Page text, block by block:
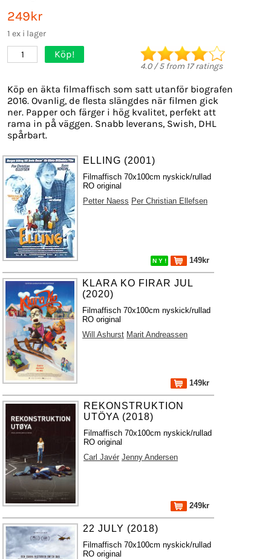
249kr
1 ex i lager
1 Köp!
4.0/5from 17ratings
Köp en äkta filmaffisch som satt utanför biografen
2016. Ovanlig, de flesta slängdes när filmen gick
ner. Papper och färger i hög kvalitet, perfekt att
rama in på väggen. Snabb leverans, Swish, DHL
spårbart.
ELLING (2001)
Filmaffisch 70x100cm nyskick/rullad
RO original
Petter Naess Per Christian Ellefsen
N Y ! 149kr
KLARA KO FIRAR JUL
(2020)
Filmaffisch 70x100cm nyskick/rullad
RO original
Will Ashurst Marit Andreassen
149kr
REKONSTRUKTION
UTÖYA (2018)
Filmaffisch 70x100cm nyskick/rullad
RO original
Carl Javér Jenny Andersen
249kr
22 JULY (2018)
Filmaffisch 70x100cm nyskick/rullad
RO original